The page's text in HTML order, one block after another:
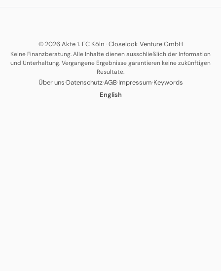
© 2026 Akte 1. FC Köln· Closelook Venture GmbH
Keine Finanzberatung. Alle Inhalte dienen ausschließlich der Information
und Unterhaltung. Vergangene Ergebnisse garantieren keine zukünftigen
Resultate.
Über uns·Datenschutz·AGB·Impressum·Keywords
English